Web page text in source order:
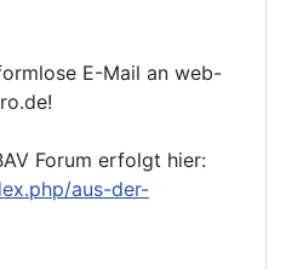
E-Mail an web-
Forum erfolgt hier:
aus-der-